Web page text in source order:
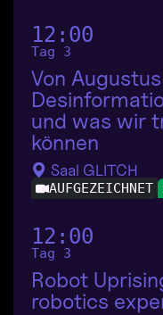
12:00
Tag 3
Von
und was wir
können
Saal GLITCH
AUFGEZEICHNET
12:00
Tag 3
Robot
robotics